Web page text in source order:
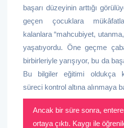
başarı düzeyinin arttığı
geçen çocuklara
kalanlara “mahcubiyet,
yaşatıyordu. Öne geçme
birbirleriyle yarışıyor, bu da
Bu bilgiler eğitimi oldukça
süreci kontrol altına alınmaya
Ancak bir süre sonra,
ortaya çıktı. Kaygı ile